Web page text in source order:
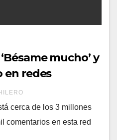
mucho’ y
en redes
cerca de los 3 millones
comentarios en esta red